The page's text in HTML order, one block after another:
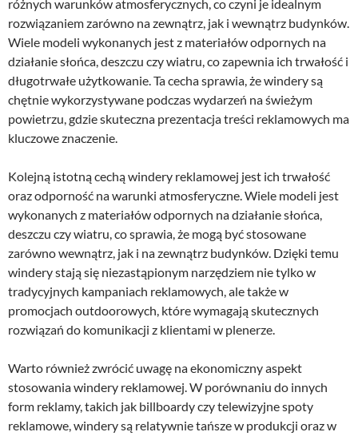
różnych warunków atmosferycznych, co czyni je idealnym
rozwiązaniem zarówno na zewnątrz, jak i wewnątrz budynków.
Wiele modeli wykonanych jest z materiałów odpornych na
działanie słońca, deszczu czy wiatru, co zapewnia ich trwałość i
długotrwałe użytkowanie. Ta cecha sprawia, że windery są
chętnie wykorzystywane podczas wydarzeń na świeżym
powietrzu, gdzie skuteczna prezentacja treści reklamowych ma
kluczowe znaczenie.
Kolejną istotną cechą windery reklamowej jest ich trwałość
oraz odporność na warunki atmosferyczne. Wiele modeli jest
wykonanych z materiałów odpornych na działanie słońca,
deszczu czy wiatru, co sprawia, że mogą być stosowane
zarówno wewnątrz, jak i na zewnątrz budynków. Dzięki temu
windery stają się niezastąpionym narzędziem nie tylko w
tradycyjnych kampaniach reklamowych, ale także w
promocjach outdoorowych, które wymagają skutecznych
rozwiązań do komunikacji z klientami w plenerze.
Warto również zwrócić uwagę na ekonomiczny aspekt
stosowania windery reklamowej. W porównaniu do innych
form reklamy, takich jak billboardy czy telewizyjne spoty
reklamowe, windery są relatywnie tańsze w produkcji oraz w